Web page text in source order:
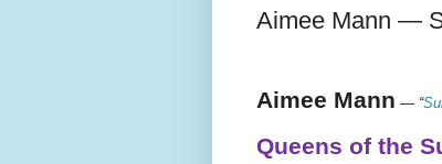
Aimee Mann —
Aimee Mann — “
Queens of the